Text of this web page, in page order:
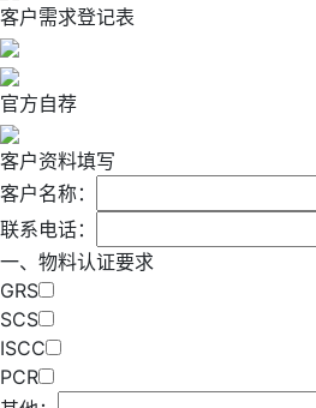
客户需求登记表
官方自荐
客户资料填写
客户名称：
联系电话：
一、物料认证要求
GRS
SCS
ISCC
PCR